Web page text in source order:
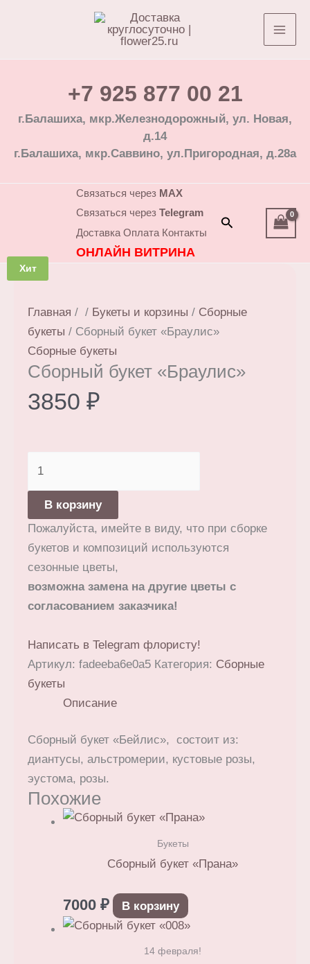
+7 925 877 00 21
г.Балашиха, мкр.Железнодорожный, ул. Новая,
д.14
г.Балашиха, мкр.Саввино, ул.Пригородная, д.28а
Связаться через MAX
Связаться черезTelegram
Доставка Оплата Контакты
ОНЛАЙН ВИТРИНА
Поиск
Главная / / Букеты и корзины / Сборные
букеты / Сборный букет «Браулис»
Сборные букеты
Сборный букет «Браулис»
3850 ₽
Сборный
букет
«Браулис»
В корзину
Пожалуйста, имейте в виду, что при сборке
букетов и композиций используются
сезонные цветы,
возможна замена на другие цветы с
согласованием заказчика!
Написать в Telegram флористу!
Артикул: fadeeba6e0a5 Категория: Сборные
букеты
Описание
Сборный букет «Бейлис», состоит из:
диантусы, альстромерии, кустовые розы,
эустома, розы.
Похожие
Хит
Букеты
Сборный букет «Прана»
7000 ₽ В корзину
14 февраля!